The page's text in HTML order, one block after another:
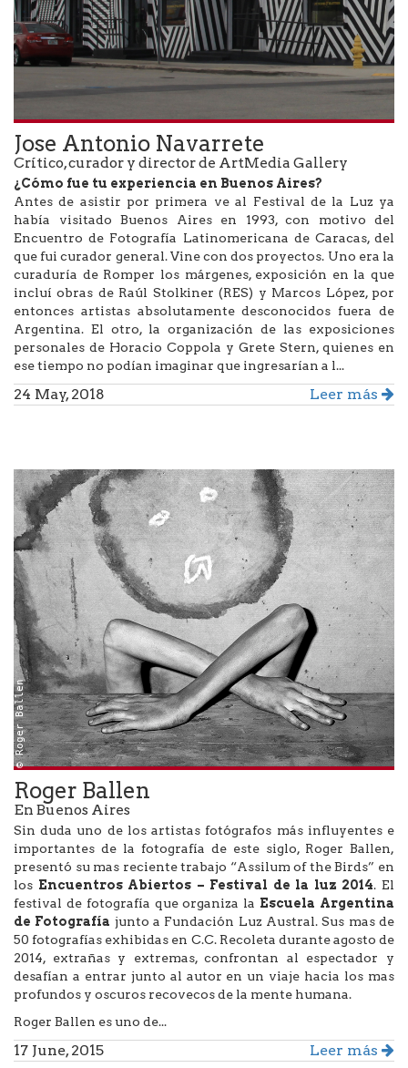
Jose Antonio Navarrete
Crítico, curador y director de ArtMedia Gallery
¿Cómo fue tu experiencia en Buenos Aires?
Antes de asistir por primera ve al Festival de la Luz ya
había visitado Buenos Aires en 1993, con motivo del
Encuentro de Fotografía Latinomericana de Caracas, del
que fui curador general. Vine con dos proyectos. Uno era la
curaduría de Romper los márgenes, exposición en la que
incluí obras de Raúl Stolkiner (RES) y Marcos López, por
entonces artistas absolutamente desconocidos fuera de
Argentina. El otro, la organización de las exposiciones
personales de Horacio Coppola y Grete Stern, quienes en
ese tiempo no podían imaginar que ingresarían a l...
24 May, 2018 Leer más
© Roger Ballen
Roger Ballen
En Buenos Aires
Sin duda uno de los artistas fotógrafos más influyentes e
importantes de la fotografía de este siglo, Roger Ballen,
presentó su mas reciente trabajo “Assilum of the Birds” en
los Encuentros Abiertos – Festival de la luz 2014. El
festival de fotografía que organiza la Escuela Argentina
de Fotografía junto a Fundación Luz Austral. Sus mas de
50 fotografías exhibidas en C.C. Recoleta durante agosto de
2014, extrañas y extremas, confrontan al espectador y
desafían a entrar junto al autor en un viaje hacia los mas
profundos y oscuros recovecos de la mente humana.
Roger Ballen es uno de...
17 June, 2015 Leer más